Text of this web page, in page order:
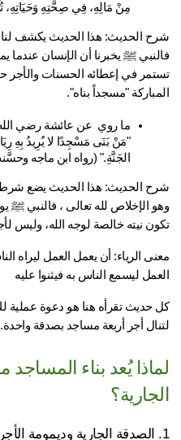
مِنْ مَالِهِ، فِي صِحَّتِهِ وَحَيَاتِهِ،
"مسجداً بناه".
الجَنَّةِ." (رواه ابن ماجه وحسَّنه
نيته خالصة لوجه الله، وليس لأجل
ليسمع الناس به فيثنوا عليه
حديث تقرأه هنا هو دعوة عملية
أجر أربعة مساجد بصدقة واحدة.